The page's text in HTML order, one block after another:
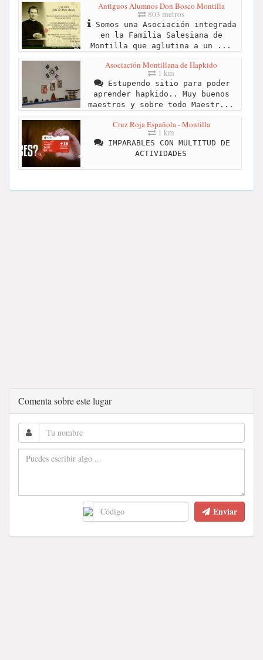
Antiguos Alumnos Don Bosco Montilla
803 metros
Somos una Asociación integrada
en la Familia Salesiana de
Montilla que aglutina a un ...
Asociación Montillana de Hapkido
1 km
Estupendo sitio para poder
aprender hapkido.. Muy buenos
maestros y sobre todo Maestr...
Cruz Roja Española - Montilla
1 km
IMPARABLES CON MULTITUD DE
ACTIVIDADES
Comenta sobre este lugar
Enviar